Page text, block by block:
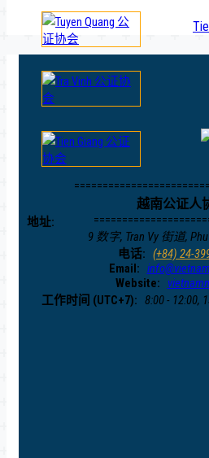
越南公证人
地址:
9 数字, Tran Vy 街道,
电话: (+84) 24-
Email:
Website:
工作时间 (UTC+7): 8:00 - 12:00,